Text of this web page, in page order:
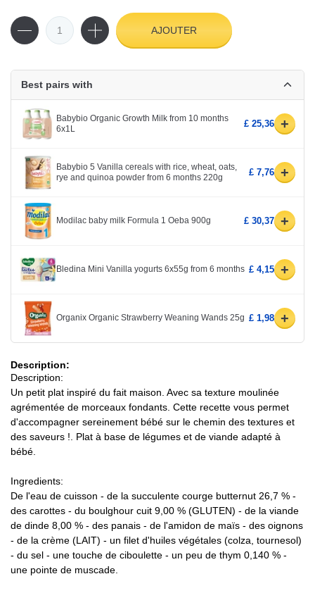
AJOUTER
Best pairs with
Babybio Organic Growth Milk from 10 months
6x1L
£ 25,36 +
Babybio 5 Vanilla cereals with rice, wheat, oats,
rye and quinoa powder from 6 months 220g
£ 7,76 +
Modilac baby milk Formula 1 Oeba 900g £ 30,37 +
Bledina Mini Vanilla yogurts 6x55g from 6 months £ 4,15 +
Organix Organic Strawberry Weaning Wands 25g £ 1,98 +
Description:
Description:
Un petit plat inspiré du fait maison. Avec sa texture moulinée
agrémentée de morceaux fondants. Cette recette vous permet
d'accompagner sereinement bébé sur le chemin des textures et
des saveurs !. Plat à base de légumes et de viande adapté à
bébé.
Ingredients:
De l'eau de cuisson - de la succulente courge butternut 26,7 % -
des carottes - du boulghour cuit 9,00 % (GLUTEN) - de la viande
de dinde 8,00 % - des panais - de l'amidon de maïs - des oignons
- de la crème (LAIT) - un filet d'huiles végétales (colza, tournesol)
- du sel - une touche de ciboulette - un peu de thym 0,140 % -
une pointe de muscade.